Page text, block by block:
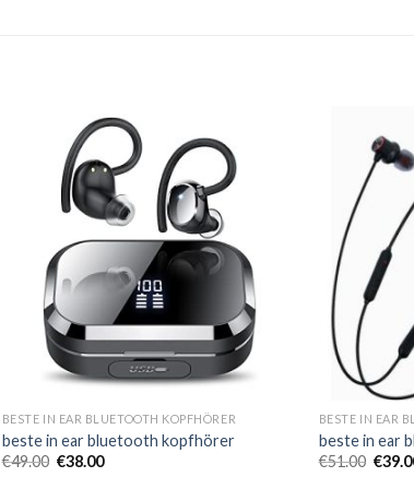
BESTE IN EAR BLUETOOTH KOPFHÖRER
beste in ear bluetooth kopfhörer
€49.00 €38.00
BESTE IN EAR
beste in ear
€51.00 €